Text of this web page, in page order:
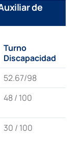
de
Turno
Discapacidad
52.67/98
48 / 100
30 / 100